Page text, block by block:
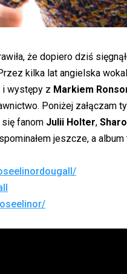
że dopiero dziś
kilka lat angielska
i występy z Markiem
Poniżej załączam
się fanom Julii Holter,
jeszcze, a